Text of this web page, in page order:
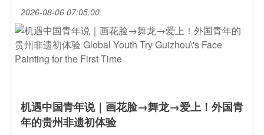
2026-08-06 07:05:00
机遇中国青年说｜画花脸→舞龙→爱上！外国青
年的贵州非遗初体验